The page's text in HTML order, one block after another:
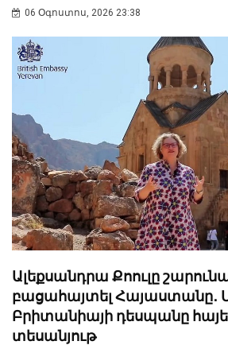
06 Օգոստոս, 2026 23:38
Ալեքսանդրա Քոուլը
բացահայտել Հայաստանը․
Բրիտանիայի դեսպանը
տեսանյութ